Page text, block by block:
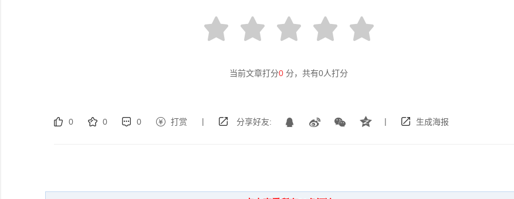
当前文章打分0 分，共有0人打分
0 0 0 打赏 | 分享好友: | 生成海报